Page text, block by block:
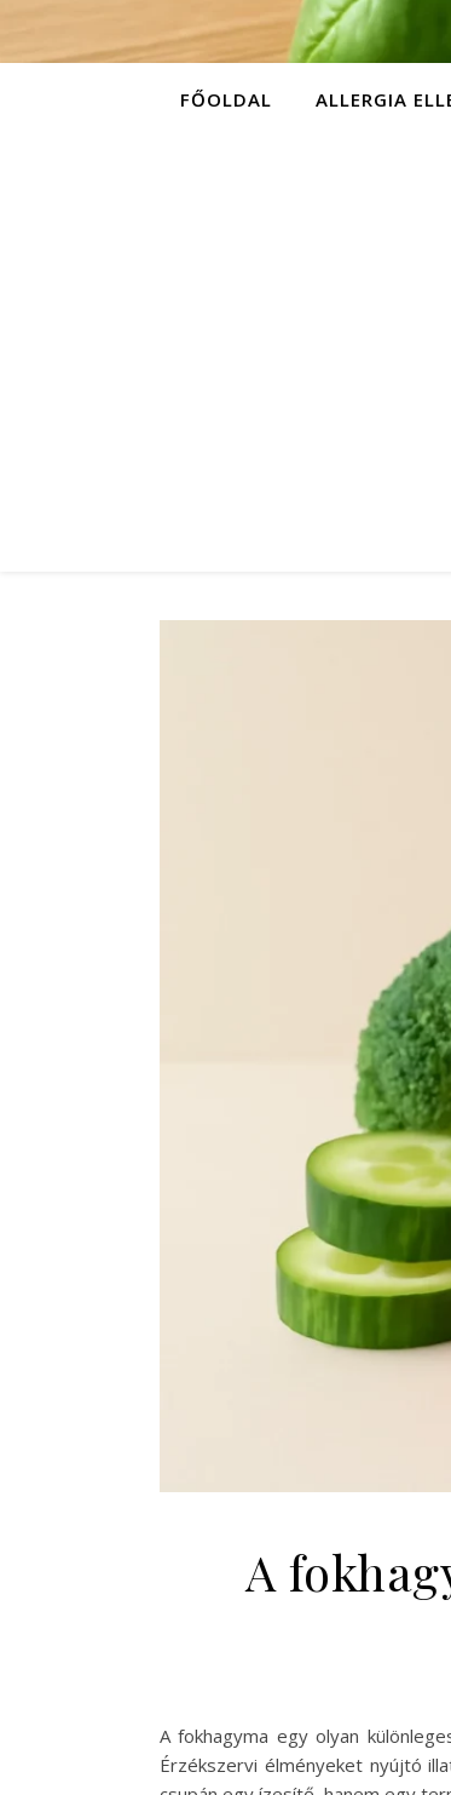
FŐOLDAL ALLERGIA
A
A fokhagyma egy olyan
Érzékszervi élményeket nyújtó